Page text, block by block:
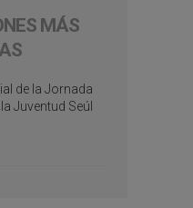
MÁS
de la Jornada
Juventud Seúl